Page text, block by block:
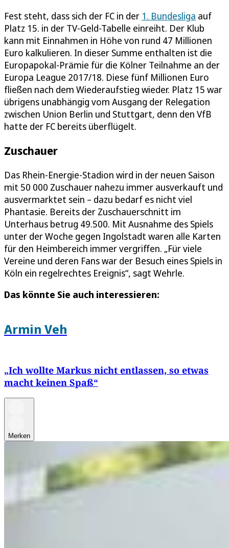
Fest steht, dass sich der FC in der 1. Bundesliga auf
Platz 15. in der TV-Geld-Tabelle einreiht. Der Klub
kann mit Einnahmen in Höhe von rund 47 Millionen
Euro kalkulieren. In dieser Summe enthalten ist die
Europapokal-Prämie für die Kölner Teilnahme an der
Europa League 2017/18. Diese fünf Millionen Euro
fließen nach dem Wiederaufstieg wieder. Platz 15 war
übrigens unabhängig vom Ausgang der Relegation
zwischen Union Berlin und Stuttgart, denn den VfB
hatte der FC bereits überflügelt.
Zuschauer
Das Rhein-Energie-Stadion wird in der neuen Saison
mit 50 000 Zuschauer nahezu immer ausverkauft und
ausvermarktet sein – dazu bedarf es nicht viel
Phantasie. Bereits der Zuschauerschnitt im
Unterhaus betrug 49.500. Mit Ausnahme des Spiels
unter der Woche gegen Ingolstadt waren alle Karten
für den Heimbereich immer vergriffen. „Für viele
Vereine und deren Fans war der Besuch eines Spiels in
Köln ein regelrechtes Ereignis“, sagt Wehrle.
Das könnte Sie auch interessieren:
Armin Veh
„Ich wollte Markus nicht entlassen, so etwas
macht keinen Spaß“
Merken